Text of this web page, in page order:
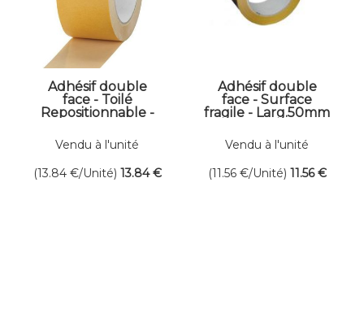
Adhésif double
face - Toilé
Repositionnable -
Long.25ml
Vendu à l'unité
(13.84 €/Unité) 13.84 €
Adhésif double
face - Surface
fragile - Larg.50mm
Vendu à l'unité
(11.56 €/Unité) 11.56 €